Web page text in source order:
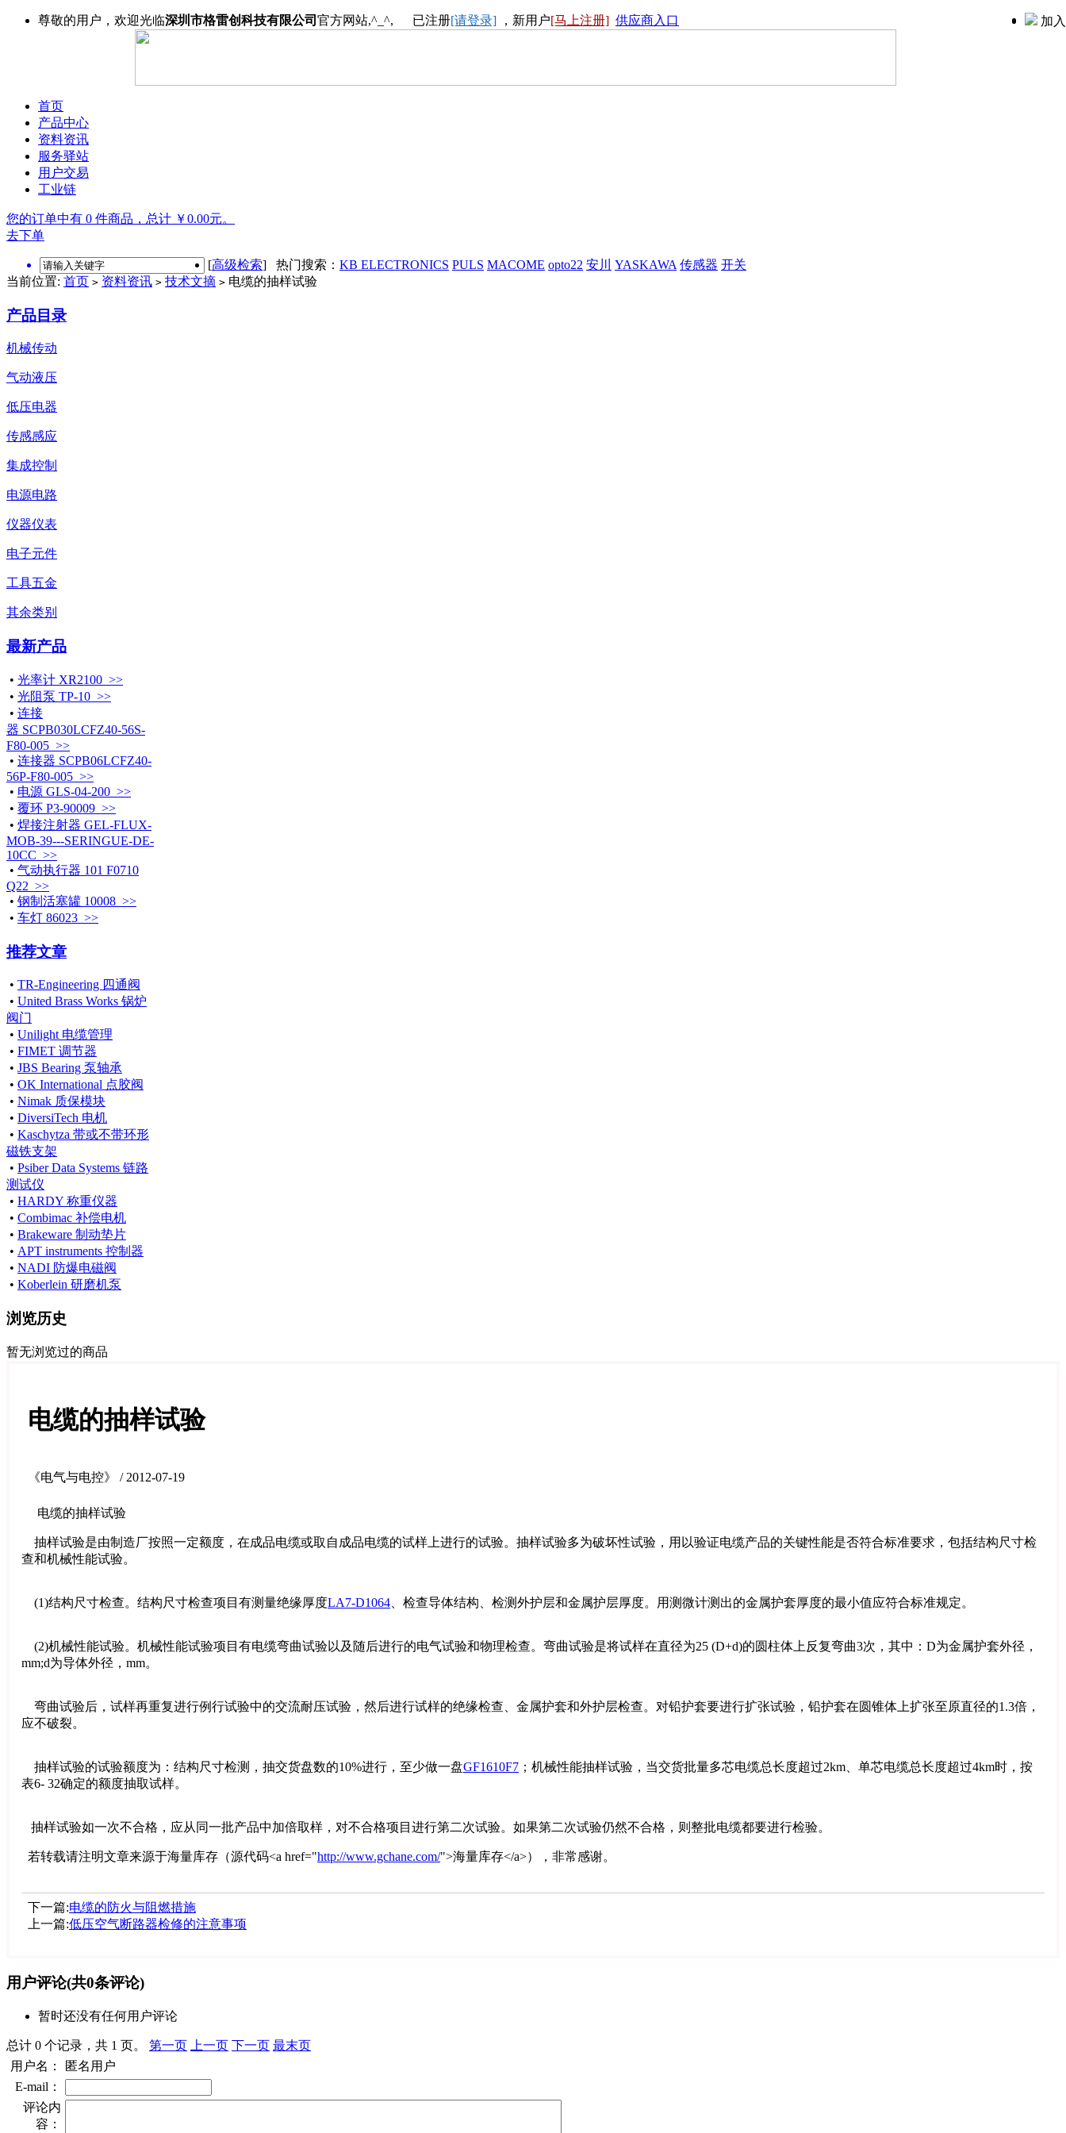
尊敬的用户，欢迎光临深圳市格雷创科技有限公司 官方网站,^_^, 已注册[请登录] ，新用户[马上注册] 供应商入口 加
首页
产品中心
资料资讯
服务驿站
用户交易
工业链
您的订单中有 0 件商品，总计 ￥0.00元。
去下单
[高级检索] 热门搜索： KB ELECTRONICS PULS MACOME opto22 安川 YASKAWA 传感器 开关
当前位置: 首页 > 资料资讯 > 技术文摘 > 电缆的抽样试验
产品目录
机械传动
气动液压
低压电器
传感感应
集成控制
电源电路
仪器仪表
电子元件
工具五金
其余类别
最新产品
• 光率计 XR2100 >>
• 光阻泵 TP-10 >>
• 连接
器 SCPB030LCFZ40-56S-
F80-005 >>
• 连接器 SCPB06LCFZ40-
56P-F80-005 >>
• 电源 GLS-04-200 >>
• 覆环 P3-90009 >>
• 焊接注射器 GEL-FLUX-
MOB-39---SERINGUE-DE-
10CC >>
• 气动执行器 101 F0710
Q22 >>
• 钢制活塞罐 10008 >>
• 车灯 86023 >>
推荐文章
• TR-Engineering 四通阀
• United Brass Works 锅炉
阀门
• Unilight 电缆管理
• FIMET 调节器
• JBS Bearing 泵轴承
• OK International 点胶阀
• Nimak 质保模块
• DiversiTech 电机
• Kaschytza 带或不带环形
磁铁支架
• Psiber Data Systems 链路
测试仪
• HARDY 称重仪器
• Combimac 补偿电机
• Brakeware 制动垫片
• APT instruments 控制器
• NADI 防爆电磁阀
• Koberlein 研磨机泵
浏览历史
暂无浏览过的商品
电缆的抽样试验
《电气与电控》 / 2012-07-19
电缆的抽样试验
抽样试验是由制造厂按照一定额度，在成品电缆或取自成品电缆的试样上进行的试验。抽样试验多为破坏性试验，用以验证电缆产品的关键性能是否符合标准要求，包括结构尺寸检
查和机械性能试验。
(1)结构尺寸检查。结构尺寸检查项目有测量绝缘厚度LA7-D1064 、检查导体结构、检测外护层和金属护层厚度。用测微计测出的金属护套厚度的最小值应符合标准规定。
(2)机械性能试验。机械性能试验项目有电缆弯曲试验以及随后进行的电气试验和物理检查。弯曲试验是将试样在直径为25 (D+d)的圆柱体上反复弯曲3次，其中：D为金属护套外径，
mm;d为导体外径，mm。
弯曲试验后，试样再重复进行例行试验中的交流耐压试验，然后进行试样的绝缘检查、金属护套和外护层检查。对铅护套要进行扩张试验，铅护套在圆锥体上扩张至原直径的1.3倍，
应不破裂。
抽样试验的试验额度为：结构尺寸检测，抽交货盘数的10%进行，至少做一盘GF1610F7 ；机械性能抽样试验，当交货批量多芯电缆总长度超过2km、单芯电缆总长度超过4km时，按
表6- 32确定的额度抽取试样。
抽样试验如一次不合格，应从同一批产品中加倍取样，对不合格项目进行第二次试验。如果第二次试验仍然不合格，则整批电缆都要进行检验。
若转载请注明文章来源于海量库存（源代码<a href="http://www.gchane.com/">海量库存</a>），非常感谢。
下一篇:电缆的防火与阻燃措施
上一篇:低压空气断路器检修的注意事项
用户评论(共0条评论)
暂时还没有任何用户评论
总计 0 个记录，共 1 页。 第一页 上一页 下一页 最末页
用户名：
匿名用户
E-mail：
评论内
容：